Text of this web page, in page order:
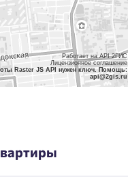
Работает на API 2ГИС
Лицензионное соглашение
Raster JS API нужен ключ. Помощь:
api@2gis.ru